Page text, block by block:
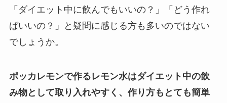
「ダイエット中に飲んでもいいの？」「どう作れ
ばいいの？」と疑問に感じる方も多いのではない
でしょうか。
ポッカレモンで作るレモン水はダイエット中の飲
み物として取り入れやすく、作り方もとても簡単